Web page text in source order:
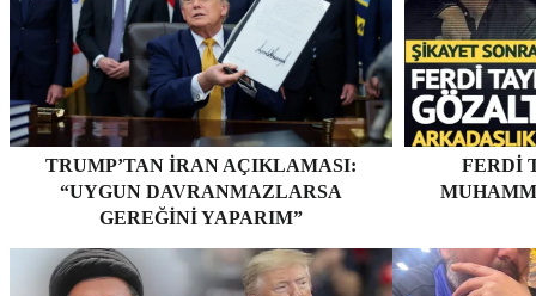
TRUMP’TAN İRAN AÇIKLAMASI:
“UYGUN DAVRANMAZLARSA
GEREĞINI YAPARIM”
FERDI